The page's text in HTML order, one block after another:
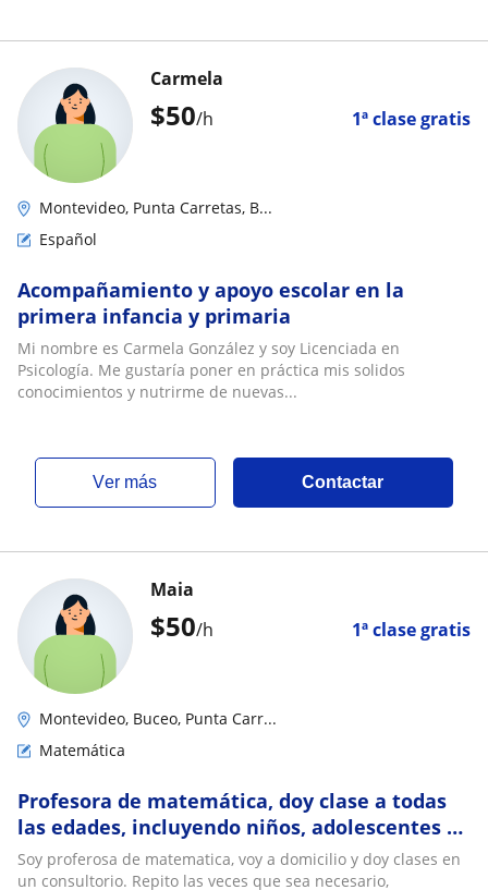
$50/h 1ª clase gratis
Carmela
Montevideo, Punta Carretas, B...
Español
Acompañamiento y apoyo escolar en la
primera infancia y primaria
Mi nombre es Carmela González y soy Licenciada en
Psicología. Me gustaría poner en práctica mis solidos
conocimientos y nutrirme de nuevas...
ver más Contactar
$50/h 1ª clase gratis
Maia
Montevideo, Buceo, Punta Carr...
Matemática
Profesora de matemática, doy clase a todas
las edades, incluyendo niños, adolescentes y
adultos, tengo 20 años
Soy proferosa de matematica, voy a domicilio y doy clases en
un consultorio. Repito las veces que sea necesario,